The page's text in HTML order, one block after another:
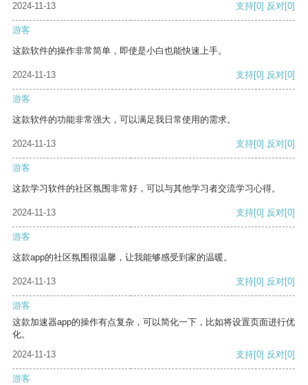
2024-11-13 支持[0] 反对[0]
游客
这款软件的操作非常简单，即使是小白也能快速上手。
2024-11-13 支持[0] 反对[0]
游客
这款软件的功能非常强大，可以满足我日常使用的需求。
2024-11-13 支持[0] 反对[0]
游客
这款学习软件的社区氛围非常好，可以与其他学习者交流学习心得。
2024-11-13 支持[0] 反对[0]
游客
这款app的社区氛围很温馨，让我能够感受到家的温暖。
2024-11-13 支持[0] 反对[0]
游客
这款加速器app的操作有点复杂，可以简化一下，比如将设置页面进行优
化。
2024-11-13
支持[0] 反对[0]
游客